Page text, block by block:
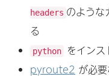
headers のような
る
python
をインス
pyroute2 が必